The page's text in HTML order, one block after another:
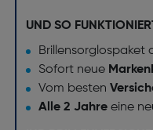
UND SO
Brillensorglospaket
Sofort neue
Vom besten
Alle 2 Jahreeine